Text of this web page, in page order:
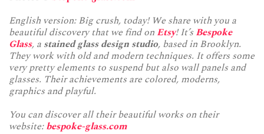
English version: Big crush, today! We share with you a
beautiful discovery that we find on Etsy! It’s Bespoke
Glass, a stained glass design studio, based in Brooklyn.
They work with old and modern techniques. It offers some
very pretty elements to suspend but also wall panels and
glasses. Their achievements are colored, moderns,
graphics and playful.
You can discover all their beautiful works on their
website:bespoke-glass.com